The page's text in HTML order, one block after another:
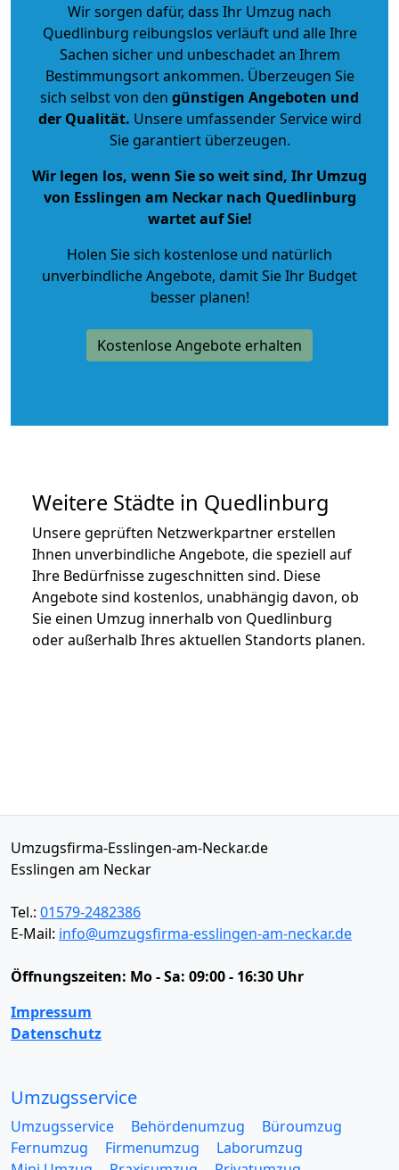
Wir sorgen dafür, dass Ihr Umzug nach
Quedlinburg reibungslos verläuft und alle Ihre
Sachen sicher und unbeschadet an Ihrem
Bestimmungsort ankommen. Überzeugen Sie
sich selbst von den günstigen Angeboten und
der Qualität. Unsere umfassender Service wird
Sie garantiert überzeugen.
Wir legen los, wenn Sie so weit sind, Ihr Umzug
von Esslingen am Neckar nach Quedlinburg
wartet auf Sie!
Holen Sie sich kostenlose und natürlich
unverbindliche Angebote, damit Sie Ihr Budget
besser planen!
Kostenlose Angebote erhalten
Weitere Städte in Quedlinburg
Unsere geprüften Netzwerkpartner erstellen
Ihnen unverbindliche Angebote, die speziell auf
Ihre Bedürfnisse zugeschnitten sind. Diese
Angebote sind kostenlos, unabhängig davon, ob
Sie einen Umzug innerhalb von Quedlinburg
oder außerhalb Ihres aktuellen Standorts planen.
Umzugsfirma-Esslingen-am-Neckar.de
Esslingen am Neckar
Tel.: 01579-2482386
E-Mail: info@umzugsfirma-esslingen-am-neckar.de
Öffnungszeiten: Mo - Sa: 09:00 - 16:30 Uhr
Impressum
Datenschutz
Umzugsservice
Umzugsservice Behördenumzug
Büroumzug
Fernumzug
Firmenumzug
Laborumzug